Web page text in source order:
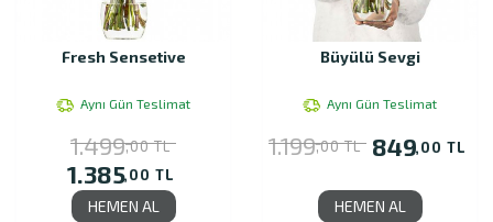
Fresh Sensetive
Aynı Gün Teslimat
1.499,00 TL
1.385,00 TL
HEMEN AL
Büyülü Sevgi
Aynı Gün Teslimat
1.199,00 TL 849,00 TL
HEMEN AL